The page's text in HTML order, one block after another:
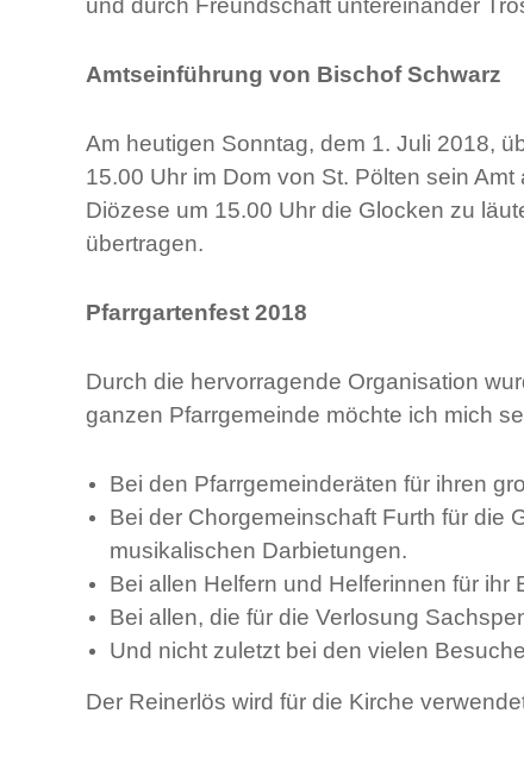
und durch Freundschaft untereinander
Amtseinführung von Bischof Schwarz
Am heutigen Sonntag, dem 1. Juli 2018,
15.00 Uhr im Dom von St. Pölten sein
Diözese um 15.00 Uhr die Glocken zu
übertragen.
Pfarrgartenfest 2018
Durch die hervorragende Organisation
ganzen Pfarrgemeinde möchte ich mich
Bei den Pfarrgemeinderäten für ihren
Bei der Chorgemeinschaft Furth für die
musikalischen Darbietungen.
Bei allen Helfern und Helferinnen für
Bei allen, die für die Verlosung
Und nicht zuletzt bei den vielen
Der Reinerlös wird für die Kirche